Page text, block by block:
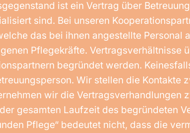
ist ein Vertrag über
sind. Bei unseren
das bei ihnen angestellte
Pflegekräfte. Vertragsverhältnisse
begründet werden.
Wir stellen die
wir die Vertragsverhandlungen
gesamten Laufzeit des begründeten
Pflege“ bedeutet nicht, dass die